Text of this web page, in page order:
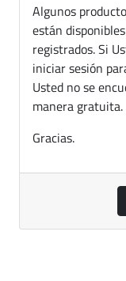
Algunos
están
registrados. Si
iniciar sesión
Usted no se
manera gratuita.
Gracias.